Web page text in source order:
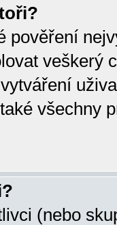
pověření
veškerý
všechny
(nebo